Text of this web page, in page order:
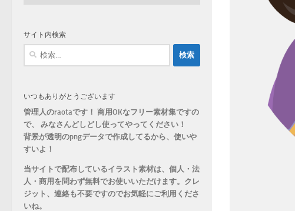
ー
サイト内検索
いつもありがとうございます
管理人のraotaです！ 商用OKなフリー素材集ですの
で、 みなさんどしどし使ってやってください！
背景が透明のpngデータで作成してるから、 使いや
すいよ！
当サイトで配布しているイラスト素材は、個人・法
人・商用を問わず無料でお使いいただけます。 クレ
ジット、連絡も不要ですのでお気軽にご利用くださ
いね。